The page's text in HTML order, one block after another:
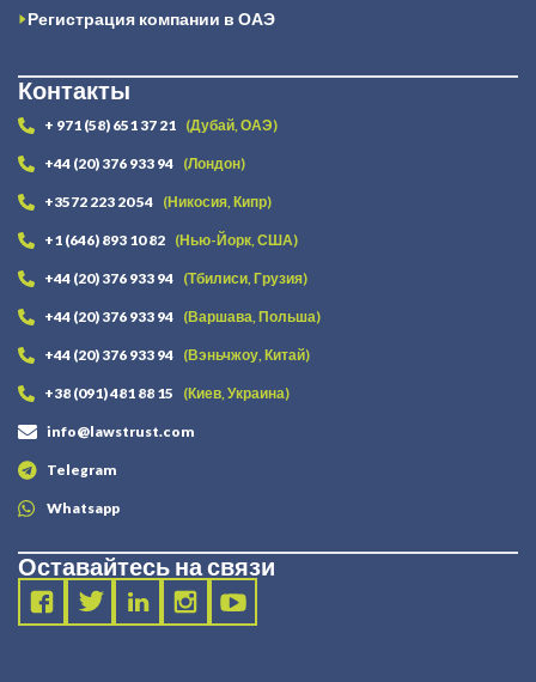
Регистрация компании в ОАЭ
Контакты
+ 971 (58) 651 37 21 (Дубай, ОАЭ)
+44 (20) 376 933 94 (Лондон)
+3572 223 20 54 (Никосия, Кипр)
+1 (646) 893 10 82 (Нью-Йорк, США)
+44 (20) 376 933 94 (Тбилиси, Грузия)
+44 (20) 376 933 94 (Варшава, Польша)
+44 (20) 376 933 94 (Вэньчжоу, Китай)
+38 (091) 481 88 15 (Киев, Украина)
info@lawstrust.com
Telegram
Whatsapp
Оставайтесь на связи